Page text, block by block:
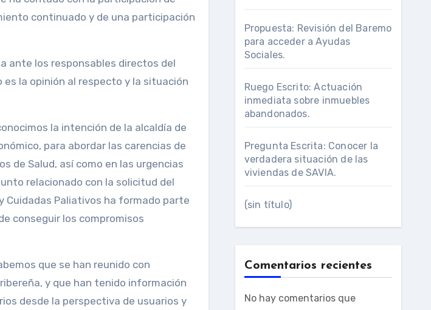
continuado y de una participación
ante los responsables directos del
es la opinión al respecto y la situación
la intención de la alcaldía de
para abordar las carencias de
de Salud, así como en las urgencias
relacionado con la solicitud del
Cuidadas Paliativos ha formado parte
conseguir los compromisos
que se han reunido con
y que han tenido información
desde la perspectiva de usuarios y
Propuesta: Revisión del Baremo
para acceder a Ayudas
Sociales.
Ruego Escrito: Actuación
inmediata sobre inmuebles
abandonados.
Pregunta Escrita: Conocer la
verdadera situación de las
viviendas de SAVIA.
(sin título)
Comentarios recientes
No hay comentarios que